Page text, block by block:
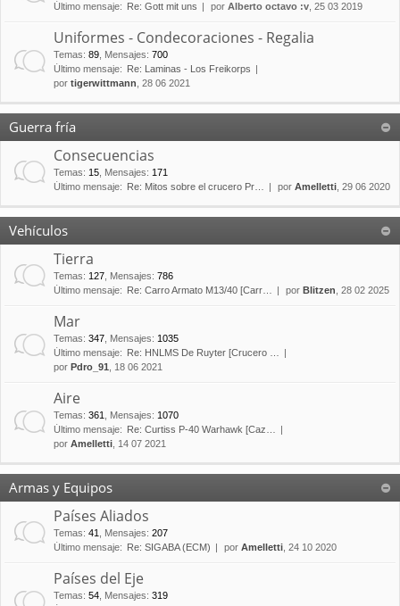
Último mensaje:
Re: Gott mit uns por Alberto octavo :v , 25 03 2019
Uniformes - Condecoraciones - Regalia
Temas: 89 Mensajes: 700
Último mensaje:
Re: Laminas - Los Freikorps
por tigerwittmann , 28 06 2021
Guerra fría
Consecuencias
Temas: 15 Mensajes: 171
Último mensaje:
Re: Mitos sobre el crucero Pr… por Amelletti , 29 06 2020
Vehículos
Tierra
Temas: 127 Mensajes: 786
Último mensaje:
Re: Carro Armato M13/40 [Carr… por Blitzen , 28 02 2025
Mar
Temas: 347 Mensajes: 1035
Último mensaje:
Re: HNLMS De Ruyter [Crucero …
por Pdro_91 , 18 06 2021
Aire
Temas: 361 Mensajes: 1070
Último mensaje:
Re: Curtiss P-40 Warhawk [Caz…
por Amelletti , 14 07 2021
Armas y Equipos
Países Aliados
Temas: 41 Mensajes: 207
Último mensaje:
Re: SIGABA (ECM) por Amelletti , 24 10 2020
Países del Eje
Temas: 54 Mensajes: 319